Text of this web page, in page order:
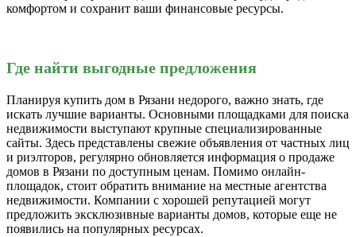
комфортом и сохранит ваши финансовые ресурсы.
Где найти выгодные предложения
Планируя купить дом в Рязани недорого, важно знать, где
искать лучшие варианты. Основными площадками для поиска
недвижимости выступают крупные специализированные
сайты. Здесь представлены свежие объявления от частных лиц
и риэлторов, регулярно обновляется информация о продаже
домов в Рязани по доступным ценам. Помимо онлайн-
площадок, стоит обратить внимание на местные агентства
недвижимости. Компании с хорошей репутацией могут
предложить эксклюзивные варианты домов, которые еще не
появились на популярных ресурсах.